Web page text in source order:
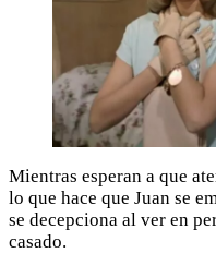
Mientras esperan a que
lo que hace que Juan se
se decepciona al ver en
casado.